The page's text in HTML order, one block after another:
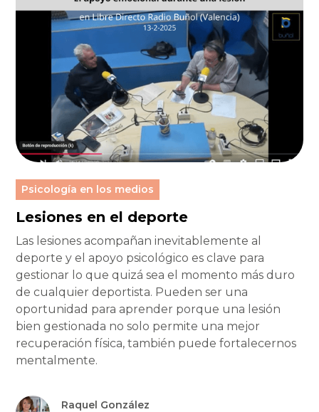
Psicología en los medios
Lesiones en el deporte
Las lesiones acompañan inevitablemente al
deporte y el apoyo psicológico es clave para
gestionar lo que quizá sea el momento más duro
de cualquier deportista. Pueden ser una
oportunidad para aprender porque una lesión
bien gestionada no solo permite una mejor
recuperación física, también puede fortalecernos
mentalmente.
Raquel González